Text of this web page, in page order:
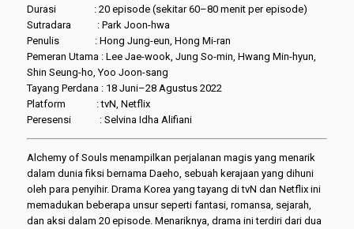
Durasi : 20 episode (sekitar 60–80 menit per episode)
Sutradara : Park Joon-hwa
Penulis : Hong Jung-eun, Hong Mi-ran
Pemeran Utama : Lee Jae-wook, Jung So-min, Hwang Min-hyun,
Shin Seung-ho, Yoo Joon-sang
Tayang Perdana : 18 Juni–28 Agustus 2022
Platform : tvN, Netflix
Peresensi : Selvina Idha Alifiani
Alchemy of Souls menampilkan perjalanan magis yang menarik
dalam dunia fiksi bernama Daeho, sebuah kerajaan yang dihuni
oleh para penyihir. Drama Korea yang tayang di tvN dan Netflix ini
memadukan beberapa unsur seperti fantasi, romansa, sejarah,
dan aksi dalam 20 episode. Menariknya, drama ini terdiri dari dua